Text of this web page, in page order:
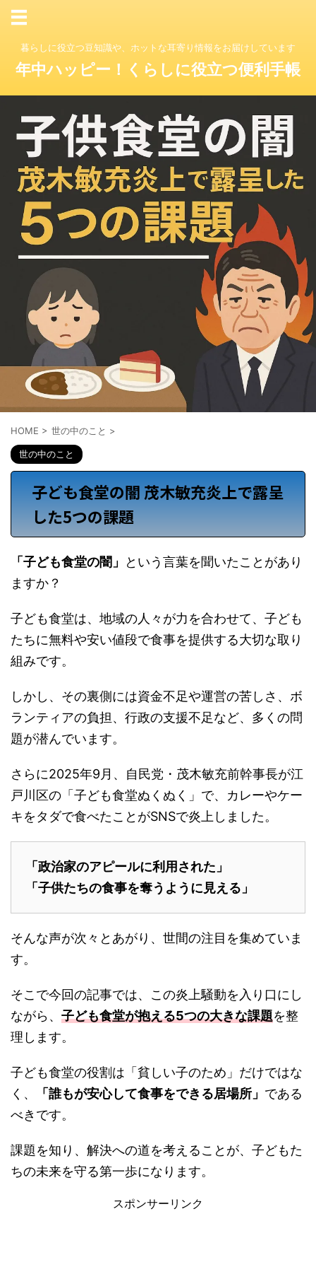
暮らしに役立つ豆知識や、ホットな耳寄り情報をお届けしています
年中ハッピー！くらしに役立つ便利手帳
HOME > 世の中のこと >
世の中のこと
子ども食堂の闇 茂木敏充炎上で露呈
した5つの課題
「子ども食堂の闇」
という言葉を聞いたことがあり
ますか？
子ども食堂は、地域の人々が力を合わせて、子ども
たちに無料や安い値段で食事を提供する大切な取り
組みです。
しかし、その裏側には資金不足や運営の苦しさ、ボ
ランティアの負担、行政の支援不足など、多くの問
題が潜んでいます。
さらに2025年9月、自民党・茂木敏充前幹事長が江
戸川区の「子ども食堂ぬくぬく」で、カレーやケー
キをタダで食べたことがSNSで炎上しました。
「政治家のアピールに利用された」
「子供たちの食事を奪うように見える」
そんな声が次々とあがり、世間の注目を集めていま
す。
そこで今回の記事では、この炎上騒動を入り口にし
ながら、 子ども食堂が抱える5つの大きな課題を整
理します。
子ども食堂の役割は「貧しい子のため」だけではな
く、
「誰もが安心して食事をできる居場所」 である
べきです。
課題を知り、解決への道を考えることが、子どもた
ちの未来を守る第一歩になります。
スポンサーリンク